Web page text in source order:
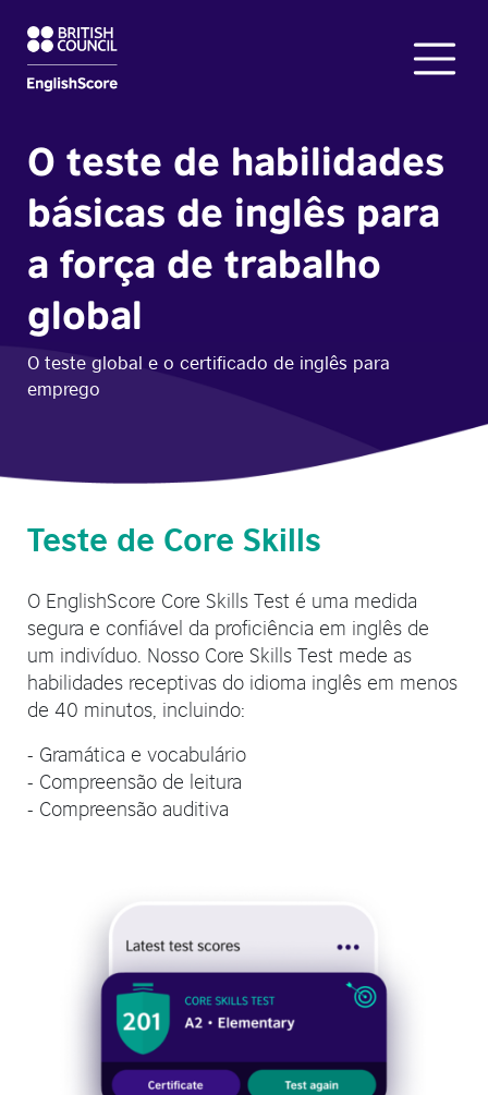
O teste de habilidades
básicas de inglês para
a força de trabalho
global
O teste global e o certificado de inglês para
emprego
Teste de Core Skills
O EnglishScore Core Skills Test é uma medida
segura e confiável da proficiência em inglês de
um indivíduo. Nosso Core Skills Test mede as
habilidades receptivas do idioma inglês em menos
de 40 minutos, incluindo:
- Gramática e vocabulário
- Compreensão de leitura
- Compreensão auditiva